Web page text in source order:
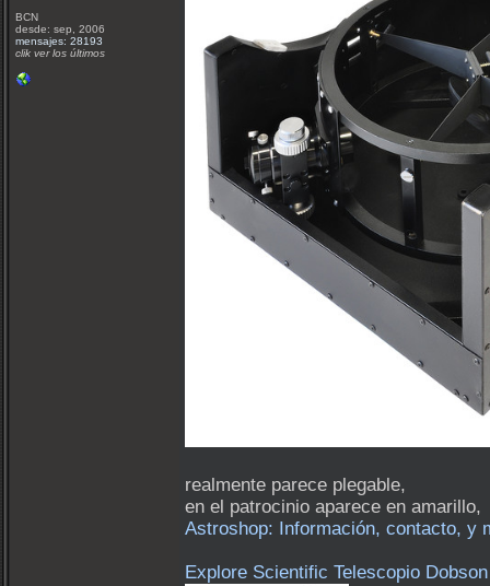
BCN
desde: sep, 2006
mensajes: 28193
clik ver los últimos
realmente parece plegable,
en el patrocinio aparece en
Astroshop: Información, contacto, y
Explore Scientific Telescopio